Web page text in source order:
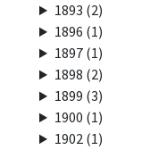
1893 (2)
1896 (1)
1897 (1)
1898 (2)
1899 (3)
1900 (1)
1902 (1)